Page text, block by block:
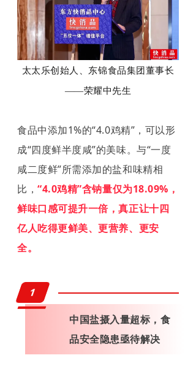
太太乐创始人、东锦食品集团董事长
——荣耀中先生
食品中添加1%的“4.0鸡精”，可以形
成“四度鲜半度咸”的美味。与“一度
咸二度鲜”所需添加的盐和味精相
比，“4.0鸡精”含钠量仅为18.09%，
鲜味口感可提升一倍，真正让十四
亿人吃得更鲜美、更营养、更安
全。
1
中国盐摄入量超标，食
品安全隐患亟待解决